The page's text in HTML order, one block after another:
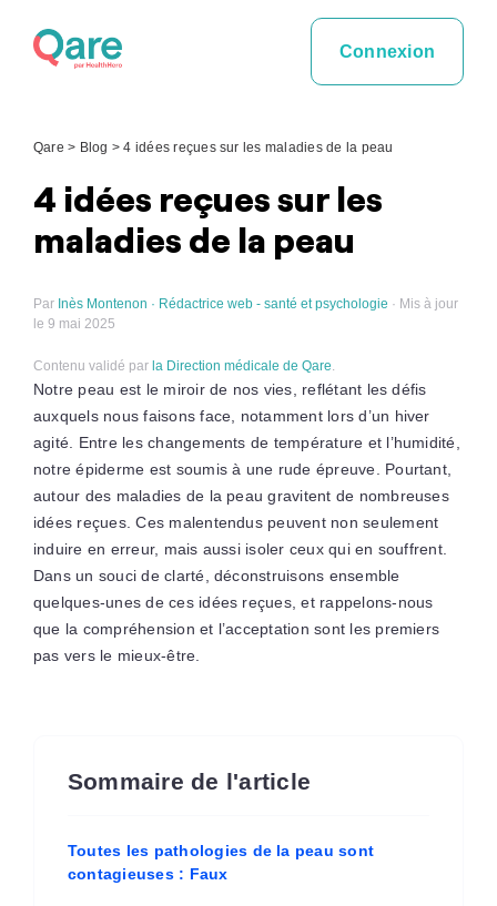
Connexion
Qare > Blog >4 idées reçues sur les maladies de la peau
4 idées reçues sur les
maladies de la peau
Par Inès Montenon · Rédactrice web - santé et psychologie · Mis à jour
le 9 mai 2025
Contenu validé par la Direction médicale de Qare.
Notre peau est le miroir de nos vies, reflétant les défis
auxquels nous faisons face, notamment lors d’un hiver
agité. Entre les changements de température et l’humidité,
notre épiderme est soumis à une rude épreuve. Pourtant,
autour des maladies de la peau gravitent de nombreuses
idées reçues. Ces malentendus peuvent non seulement
induire en erreur, mais aussi isoler ceux qui en souffrent.
Dans un souci de clarté, déconstruisons ensemble
quelques-unes de ces idées reçues, et rappelons-nous
que la compréhension et l’acceptation sont les premiers
pas vers le mieux-être.
Sommaire de l'article
Toutes les pathologies de la peau sont
contagieuses : Faux